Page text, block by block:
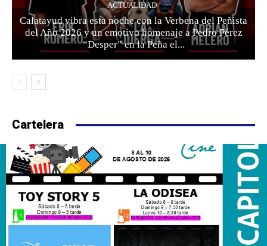
ACTUALIDAD
Calatayud vibra esta noche con la Verbena del Peñista
del Año 2026 y un emotivo homenaje a Pedro Pérez
“Desper” en la Peña el...
Cartelera